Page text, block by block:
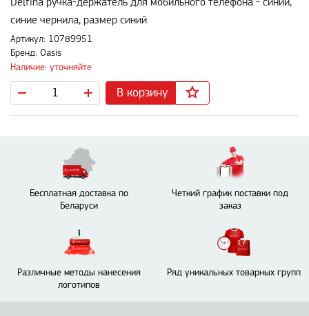
Delfina ручка-держатель для мобильного телефона - синий,
синие чернила, размер синий
Артикул: 10789951
Бренд: Oasis
Наличие: уточняйте
В корзину
Бесплатная доставка по
Беларуси
Четкий график поставки под
заказ
Различные методы нанесения
логотипов
Ряд уникальных товарных групп